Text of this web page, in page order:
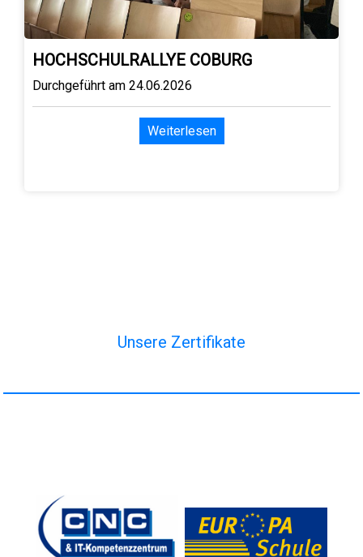
HOCHSCHULRALLYE COBURG
Durchgeführt am 24.06.2026
Weiterlesen
Unsere Zertifikate